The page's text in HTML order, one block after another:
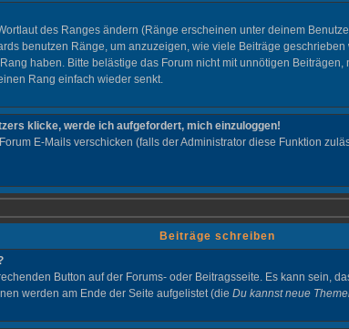
des Ranges ändern (Ränge erscheinen unter deinem
benutzen Ränge, um anzuzeigen, wie viele Beiträge
haben. Bitte belästige das Forum nicht mit unnötigen
Rang einfach wieder senkt.
klicke, werde ich aufgefordert, mich einzuloggen!
E-Mails verschicken (falls der Administrator diese Funktion
Beiträge schreiben
Button auf der Forums- oder Beitragsseite. Es kann sein,
werden am Ende der Seite aufgelistet (die Du kannst neue